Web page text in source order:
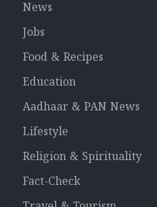
News
Jobs
Food & Recipes
Education
Aadhaar & PAN News
Lifestyle
Religion & Spirituality
Fact-Check